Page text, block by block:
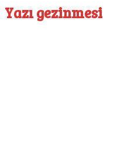
Yazı gezinmesi